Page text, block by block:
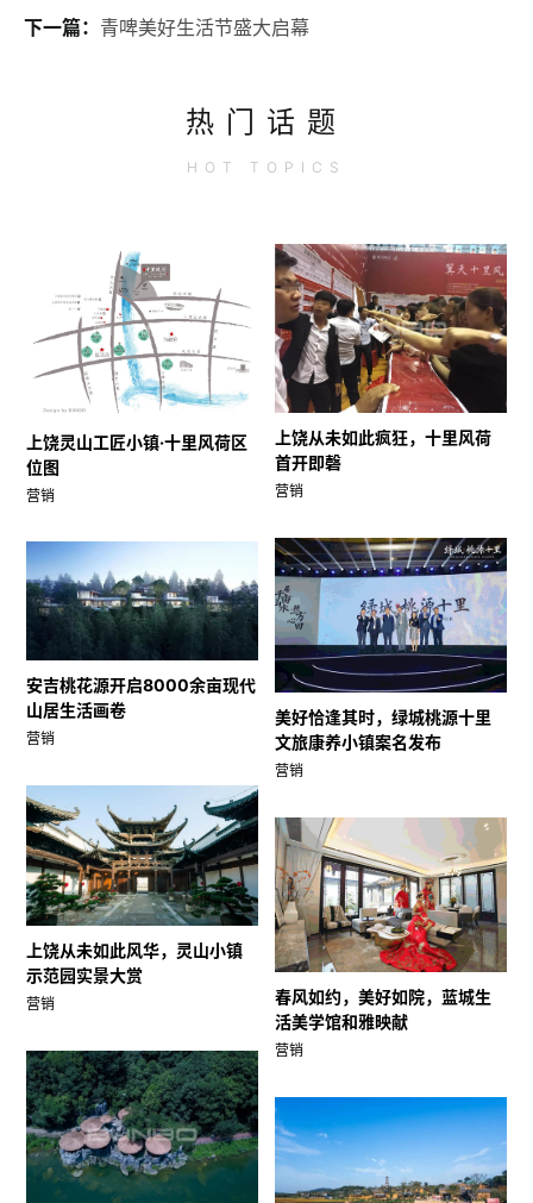
下一篇： 青啤美好生活节盛大启幕
热门话题
HOT TOPICS
上饶灵山工匠小镇·十里风荷区
位图
营销
上饶从未如此疯狂，十里风荷
首开即磬
营销
美好恰逢其时，绿城桃源十里
文旅康养小镇案名发布
营销
安吉桃花源开启8000余亩现代
山居生活画卷
营销
上饶从未如此风华，灵山小镇
示范园实景大赏
营销
春风如约，美好如院，蓝城生
活美学馆和雅映献
营销